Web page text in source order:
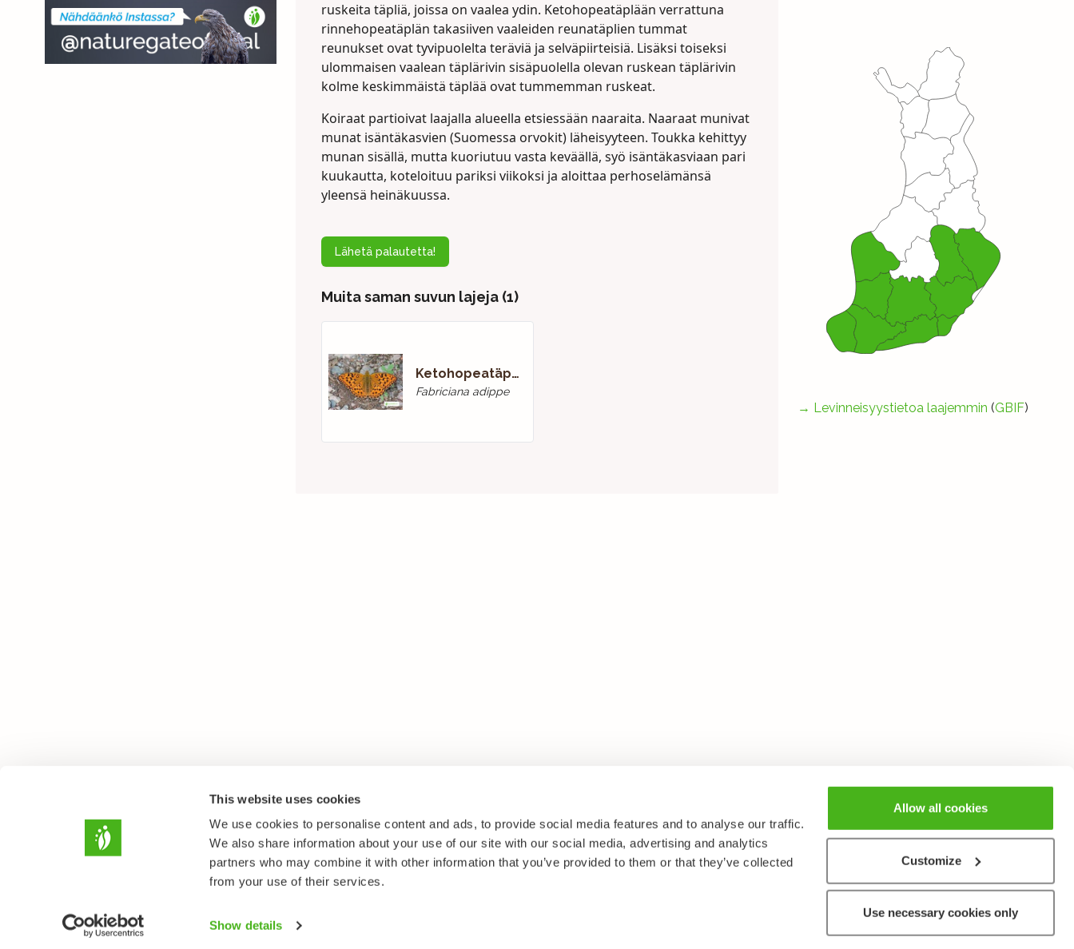
This website uses cookies
We use cookies to personalise content and ads, to provide social media features and to analyse our traffic.
We also share information about your use of our site with our social media, advertising and analytics
partners who may combine it with other information that you’ve provided to them or that they’ve collected
from your use of their services.
Show details
Allow all cookies
Customize
Use necessary cookies only
ruskeita täpliä, joissa on vaalea ydin. Ketohopeatäplään verrattuna
rinnehopeatäplän takasiiven vaaleiden reunatäplien tummat
reunukset ovat tyvipuolelta teräviä ja selväpiirteisiä. Lisäksi toiseksi
ulommaisen vaalean täplärivin sisäpuolella olevan ruskean täplärivin
kolme keskimmäistä täplää ovat tummemman ruskeat.
Koiraat partioivat laajalla alueella etsiessään naaraita. Naaraat munivat
munat isäntäkasvien (Suomessa orvokit) läheisyyteen. Toukka kehittyy
munan sisällä, mutta kuoriutuu vasta keväällä, syö isäntäkasviaan pari
kuukautta, koteloituu pariksi viikoksi ja aloittaa perhoselämänsä
yleensä heinäkuussa.
Lähetä palautetta!
Muita saman suvun lajeja (1)
Ketohopeatäplä
Fabriciana adippe
→ Levinneisyystietoa laajemmin (GBIF)